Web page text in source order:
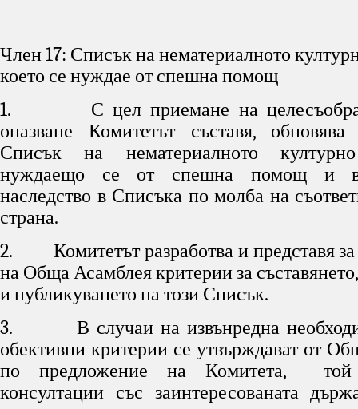
Член 17: Списък на нематериалното
което се нуждае от спешна помощ
1. С цел приемане на
опазване Комитетът съставя,
Списък на нематериалното културно
нуждаещо се от спешна помощ и
наследство в Списъка по молба на
страна.
2. Комитетът разработва и представя за
на Обща Асамблея критерии за
и публикуването на този Списък.
3. В случаи на извънредна
обективни критерии се утвърждават от
по предложение на Комитета,
консултации със заинтересованата